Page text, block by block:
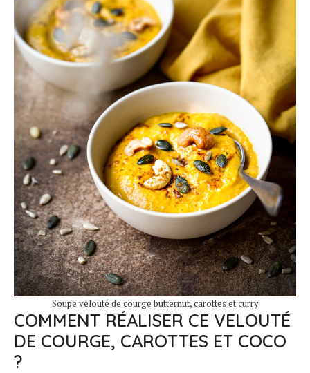
Soupe velouté de courge butternut, carottes et curry
COMMENT RÉALISER CE VELOUTÉ
DE COURGE, CAROTTES ET COCO
?